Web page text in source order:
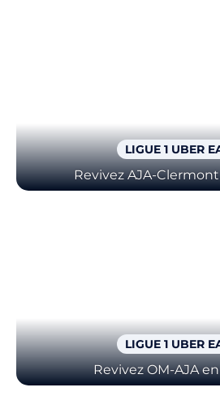
LIGUE 1 UBER
Revivez AJA-
LIGUE 1 UBER
Revivez OM-AJA